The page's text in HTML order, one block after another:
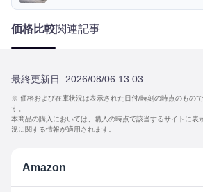
価格比較関連記事
最終更新日: 2026/08/06 13:03
※ 価格および在庫状況は表示された日付/時刻の時点のもの
す。
本商品の購入においては、購入の時点で該当するサイトに表
況に関する情報が適用されます。
Amazon